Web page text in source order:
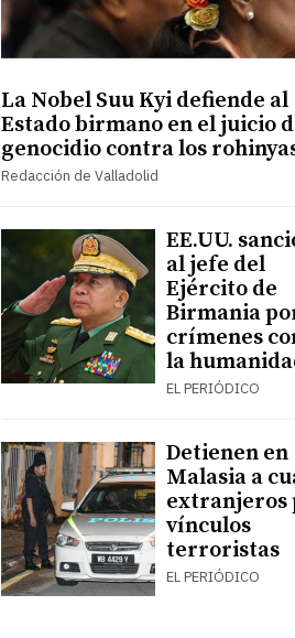
La Nobel Suu Kyi defiende al
Estado birmano en el juicio
genocidio contra los
Redacción de Valladolid
EE.UU.
al jefe del
Ejército de
Birmania
crímenes
la
EL PERIÓDICO
Detienen en
Malasia a
extranjeros
vínculos
terroristas
EL PERIÓDICO